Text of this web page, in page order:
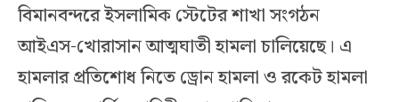
বিমানবন্দরে ইসলামিক স্টেটের শাখা সংগঠন
আইএস-খোরাসান আত্মঘাতী হামলা চালিয়েছে। এ
হামলার প্রতিশোধ নিতে ড্রোন হামলা ও রকেট হামলা